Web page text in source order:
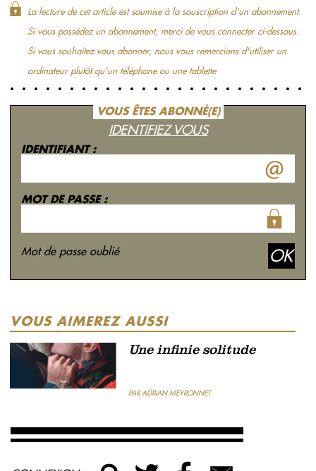
La lecture de cet article est soumise à la souscription d'un abonnement.
Si vous possédez un abonnement, merci de vous connecter ci-dessous.
Si vous souhaitez vous abonner, nous vous remercions d'utiliser un
ordinateur plutôt qu'un téléphone ou une tablette
VOUS ÊTES ABONNÉ(E)
IDENTIFIEZ VOUS
IDENTIFIANT :
MOT DE PASSE :
Mot de passe oublié
VOUS AIMEREZ AUSSI
Une infinie solitude
PAR ADRIAN MEYRONNET